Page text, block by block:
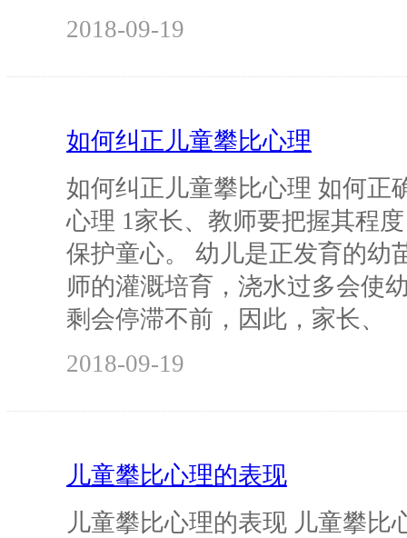
2018-09-19
如何纠正儿童攀比心理
如何纠正儿童攀比心理 如何正
心理 1家长、教师要把握其程
保护童心。 幼儿是正发育的幼
师的灌溉培育，浇水过多会使
剩会停滞不前，因此，家长、
2018-09-19
儿童攀比心理的表现
儿童攀比心理的表现 儿童攀比